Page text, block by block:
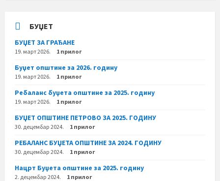
БУЏЕТ
БУЏЕТ ЗА ГРАЂАНЕ
19. март 2026. 1 прилог
Буџет општине за 2026. годину
19. март 2026. 1 прилог
Ребаланс буџета општине за 2025. годину
19. март 2026. 1 прилог
БУЏЕТ ОПШТИНЕ ПЕТРОВО ЗА 2025. ГОДИНУ
30. децембар 2024. 1 прилог
РЕБАЛАНС БУЏЕТА ОПШТИНЕ ЗА 2024. ГОДИНУ
30. децембар 2024. 1 прилог
Нацрт Буџета општине за 2025. годину
2. децембар 2024. 1 прилог